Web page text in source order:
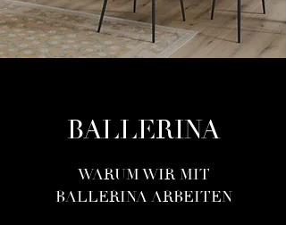
BALLERINA
WARUM WIR MIT
BALLERINA ARBEITEN